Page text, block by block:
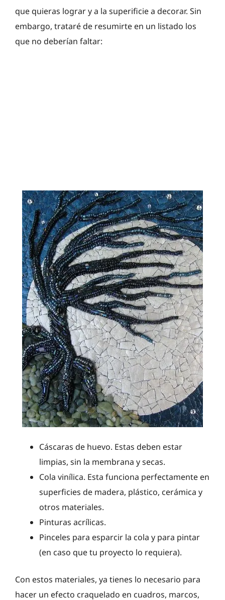
que quieras lograr y a la superificie a decorar. Sin
embargo, trataré de resumirte en un listado los
que no deberían faltar:
Cáscaras de huevo. Estas deben estar
limpias, sin la membrana y secas.
Cola vinílica. Esta funciona perfectamente en
superficies de madera, plástico, cerámica y
otros materiales.
Pinturas acrílicas.
Pinceles para esparcir la cola y para pintar
(en caso que tu proyecto lo requiera).
Con estos materiales, ya tienes lo necesario para
hacer un efecto craquelado en cuadros, marcos,